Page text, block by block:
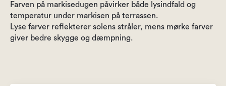
Farven på markisedugen påvirker både lysindfald og
temperatur under markisen på terrassen.
Lyse farver reflekterer solens stråler, mens mørke farver
giver bedre skygge og dæmpning.